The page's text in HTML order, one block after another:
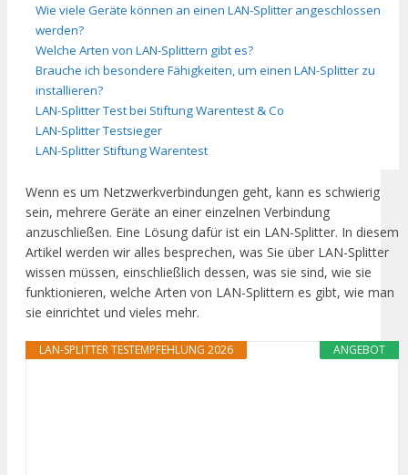
Wie viele Geräte können an einen LAN-Splitter angeschlossen
werden?
Welche Arten von LAN-Splittern gibt es?
Brauche ich besondere Fähigkeiten, um einen LAN-Splitter zu
installieren?
LAN-Splitter Test bei Stiftung Warentest & Co
LAN-Splitter Testsieger
LAN-Splitter Stiftung Warentest
Wenn es um Netzwerkverbindungen geht, kann es schwierig
sein, mehrere Geräte an einer einzelnen Verbindung
anzuschließen. Eine Lösung dafür ist ein LAN-Splitter. In diesem
Artikel werden wir alles besprechen, was Sie über LAN-Splitter
wissen müssen, einschließlich dessen, was sie sind, wie sie
funktionieren, welche Arten von LAN-Splittern es gibt, wie man
sie einrichtet und vieles mehr.
ANGEBOT
LAN-SPLITTER TESTEMPFEHLUNG 2026